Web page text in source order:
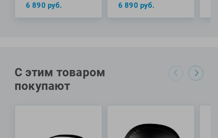
6 890 руб. 6 890 руб.
С этим товаром
покупают